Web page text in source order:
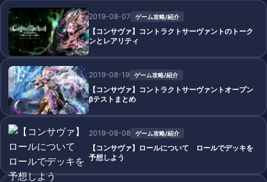
2019-08-07 ゲーム攻略/紹介
【コンサヴァ】コントラクトサーヴァントのトーク
ンとレアリティ
2019-08-19 ゲーム攻略/紹介
【コンサヴァ】コントラクトサーヴァントオープン
βテストまとめ
2019-08-08 ゲーム攻略/紹介
【コンサヴァ】ロールについて ロールでデッキを
予想しよう